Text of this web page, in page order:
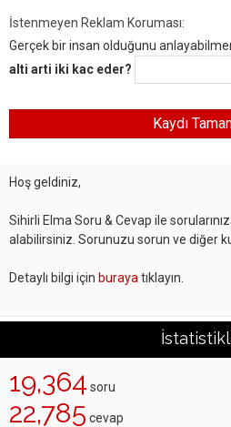
İstenmeyen Reklam Koruması:
Gerçek bir insan olduğunu
alti arti iki kac eder?
Hoş geldiniz,
Sihirli Elma Soru & Cevap ile
alabilirsiniz. Sorunuzu sorun ve diğer
Detaylı bilgi için buraya tıklayın.
19,364 soru
22,785 cevap